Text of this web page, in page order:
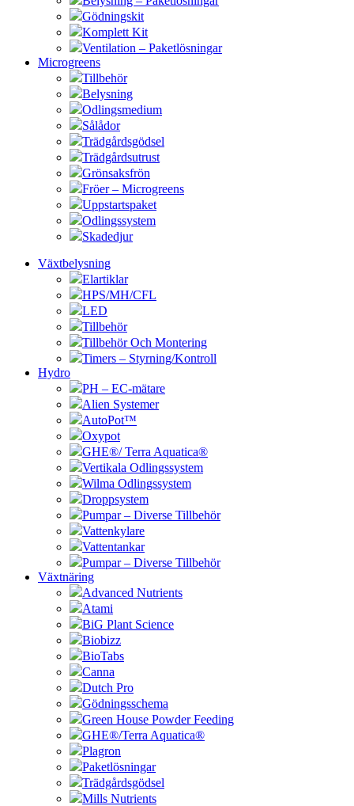
Gödningskit
Komplett Kit
Ventilation – Paketlösningar
Microgreens
Tillbehör
Belysning
Odlingsmedium
Sålådor
Trädgårdsgödsel
Trädgårdsutrust
Grönsaksfrön
Fröer – Microgreens
Uppstartspaket
Odlingssystem
Skadedjur
Växtbelysning
Elartiklar
HPS/MH/CFL
LED
Tillbehör
Tillbehör Och Montering
Timers – Styrning/Kontroll
Hydro
PH – EC-mätare
Alien Systemer
AutoPot™
Oxypot
GHE®/ Terra Aquatica®
Vertikala Odlingssystem
Wilma Odlingssystem
Droppsystem
Pumpar – Diverse Tillbehör
Vattenkylare
Vattentankar
Pumpar – Diverse Tillbehör
Växtnäring
Advanced Nutrients
Atami
BiG Plant Science
Biobizz
BioTabs
Canna
Dutch Pro
Gödningsschema
Green House Powder Feeding
GHE®/Terra Aquatica®
Plagron
Paketlösningar
Trädgårdsgödsel
Mills Nutrients